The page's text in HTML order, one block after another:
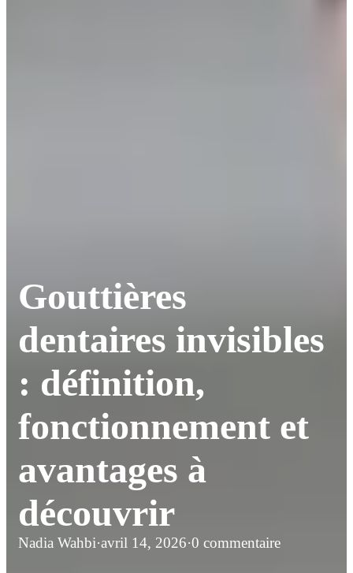
Gouttières
dentaires invisibles
: définition,
fonctionnement et
avantages à
découvrir
Nadia Wahbi·avril 14, 2026·0 commentaire